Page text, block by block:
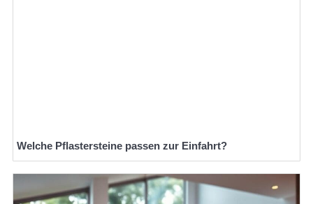
Welche Pflastersteine passen zur Einfahrt?